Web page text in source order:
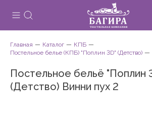
Главная Каталог
КПБ
Постельное белье (КПБ) "Поплин 3D" (Детство)
Постельное бельё "Поплин
(Детство) Винни пух 2